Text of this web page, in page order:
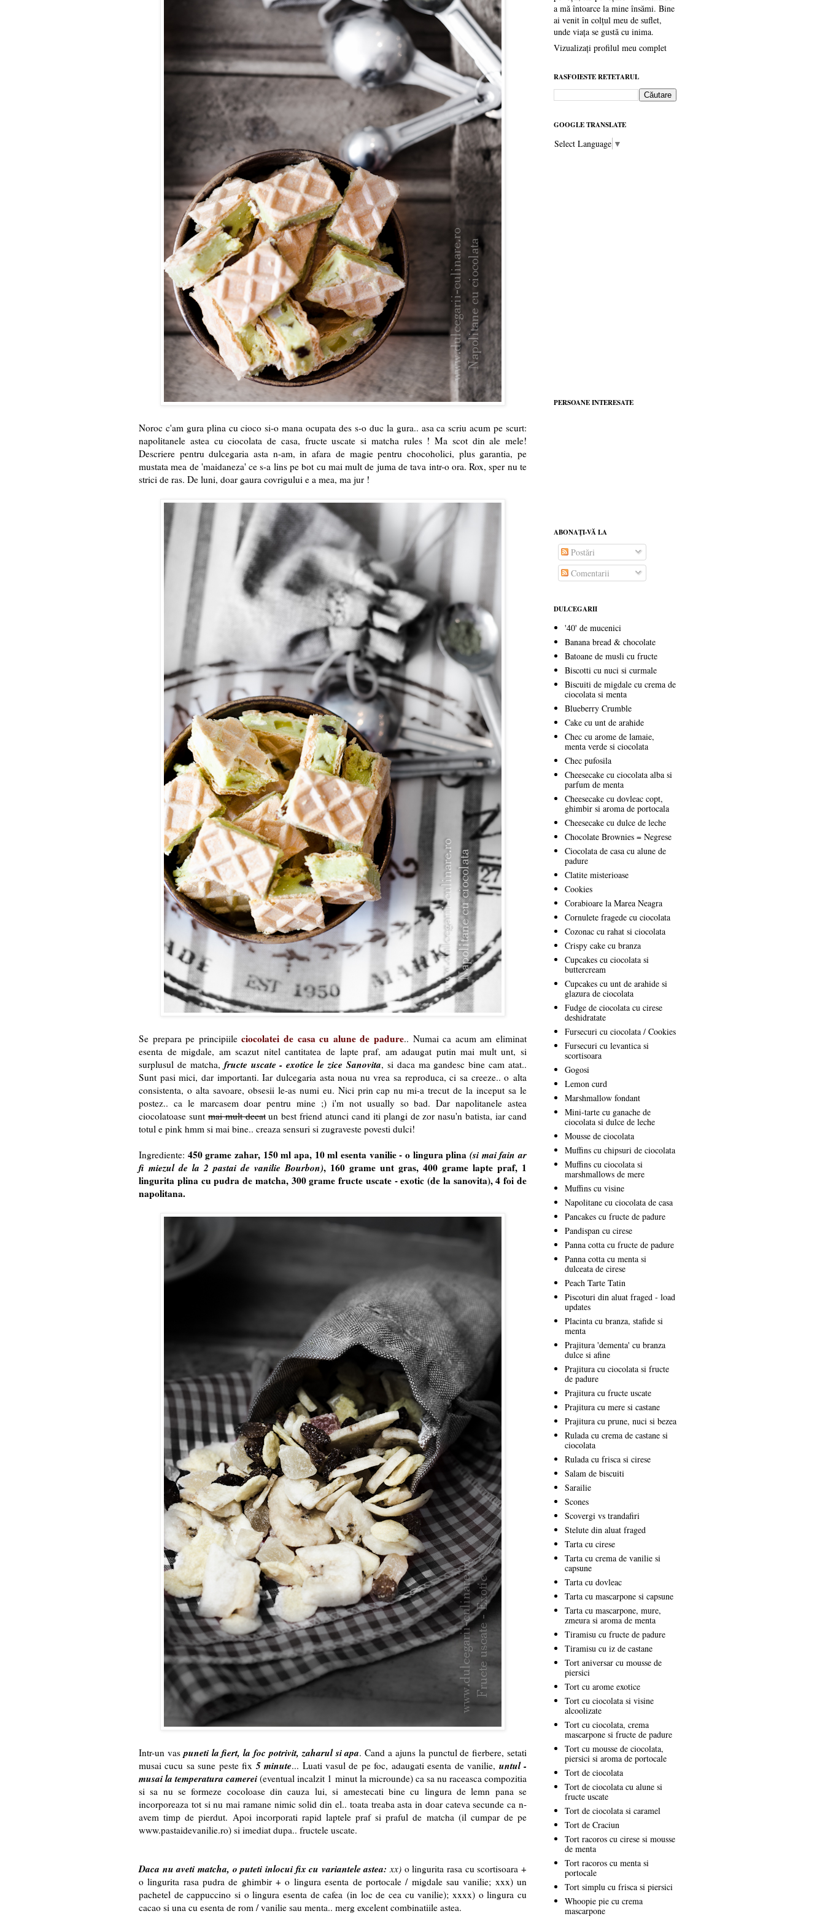
Noroc c'am gura plina cu cioco si-o mana ocupata des s-o duc la gura.. asa ca scriu acum pe scurt:
napolitanele astea cu ciocolata de casa, fructe uscate si matcha rules ! Ma scot din ale mele!
Descriere pentru dulcegaria asta n-am, in afara de magie pentru chocoholici, plus garantia, pe
mustata mea de 'maidaneza' ce s-a lins pe bot cu mai mult de juma de tava intr-o ora. Rox, sper nu te
strici de ras. De luni, doar gaura covrigului e a mea, ma jur !
Se prepara pe principiileciocolatei de casa cu alune de padure.. Numai ca acum am eliminat
esenta de migdale, am scazut nitel cantitatea de lapte praf, am adaugat putin mai mult unt, si
surplusul de matcha, fructe uscate - exotice le zice Sanovita, si daca ma gandesc bine cam atat..
Sunt pasi mici, dar importanti. Iar dulcegaria asta noua nu vrea sa reproduca, ci sa creeze.. o alta
consistenta, o alta savoare, obsesii le-as numi eu. Nici prin cap nu mi-a trecut de la inceput sa le
postez.. ca le marcasem doar pentru mine ;) i'm not usually so bad. Dar napolitanele astea
ciocolatoase suntmai mult decatun best friend atunci cand iti plangi de zor nasu'n batista, iar cand
totul e pink hmm si mai bine.. creaza sensuri si zugraveste povesti dulci!
Ingrediente: 450 grame zahar, 150 ml apa, 10 ml esenta vanilie - o lingura plina (si mai fain ar
fi miezul de la 2 pastai de vanilie Bourbon), 160 grame unt gras, 400 grame lapte praf, 1
lingurita plina cu pudra de matcha, 300 grame fructe uscate - exotic (de la sanovita), 4 foi de
napolitana.
Intr-un vaspuneti la fiert, la foc potrivit, zaharul si apa. Cand a ajuns la punctul de fierbere, setati
musai cucu sa sune peste fix 5 minute... Luati vasul de pe foc, adaugati esenta de vanilie, untul -
musai la temperatura camerei (eventual incalzit 1 minut la microunde) ca sa nu raceasca compozitia
si sa nu se formeze cocoloase din cauza lui, si amestecati bine cu lingura de lemn pana se
incorporeaza tot si nu mai ramane nimic solid din el.. toata treaba asta in doar cateva secunde ca n-
avem timp de pierdut. Apoi incorporati rapid laptele praf si praful de matcha (il cumpar de pe
www.pastaidevanilie.ro) si imediat dupa.. fructele uscate.
Daca nu aveti matcha, o puteti inlocui fix cu variantele astea:xx) o lingurita rasa cu scortisoara +
o lingurita rasa pudra de ghimbir + o lingura esenta de portocale / migdale sau vanilie; xxx) un
pachetel de cappuccino si o lingura esenta de cafea (in loc de cea cu vanilie); xxxx) o lingura cu
cacao si una cu esenta de rom / vanilie sau menta.. merg excelent combinatiile astea.
a mă întoarce la mine însămi. Bine
ai venit în colțul meu de suflet,
unde viața se gustă cu inima.
Vizualizați profilul meu complet
RASFOIESTE RETETARUL
GOOGLE TRANSLATE
Select Language ▼
PERSOANE INTERESATE
ABONAŢI-VĂ LA
Postări
Comentarii
DULCEGARII
'40' de mucenici
Banana bread & chocolate
Batoane de musli cu fructe
Biscotti cu nuci si curmale
Biscuiti de migdale cu crema de
ciocolata si menta
Blueberry Crumble
Cake cu unt de arahide
Chec cu arome de lamaie,
menta verde si ciocolata
Chec pufosila
Cheesecake cu ciocolata alba si
parfum de menta
Cheesecake cu dovleac copt,
ghimbir si aroma de portocala
Cheesecake cu dulce de leche
Chocolate Brownies = Negrese
Ciocolata de casa cu alune de
padure
Clatite misterioase
Cookies
Corabioare la Marea Neagra
Cornulete fragede cu ciocolata
Cozonac cu rahat si ciocolata
Crispy cake cu branza
Cupcakes cu ciocolata si
buttercream
Cupcakes cu unt de arahide si
glazura de ciocolata
Fudge de ciocolata cu cirese
deshidratate
Fursecuri cu ciocolata / Cookies
Fursecuri cu levantica si
scortisoara
Gogosi
Lemon curd
Marshmallow fondant
Mini-tarte cu ganache de
ciocolata si dulce de leche
Mousse de ciocolata
Muffins cu chipsuri de ciocolata
Muffins cu ciocolata si
marshmallows de mere
Muffins cu visine
Napolitane cu ciocolata de casa
Pancakes cu fructe de padure
Pandispan cu cirese
Panna cotta cu fructe de padure
Panna cotta cu menta si
dulceata de cirese
Peach Tarte Tatin
Piscoturi din aluat fraged - load
updates
Placinta cu branza, stafide si
menta
Prajitura 'dementa' cu branza
dulce si afine
Prajitura cu ciocolata si fructe
de padure
Prajitura cu fructe uscate
Prajitura cu mere si castane
Prajitura cu prune, nuci si bezea
Rulada cu crema de castane si
ciocolata
Rulada cu frisca si cirese
Salam de biscuiti
Sarailie
Scones
Scovergi vs trandafiri
Stelute din aluat fraged
Tarta cu cirese
Tarta cu crema de vanilie si
capsune
Tarta cu dovleac
Tarta cu mascarpone si capsune
Tarta cu mascarpone, mure,
zmeura si aroma de menta
Tiramisu cu fructe de padure
Tiramisu cu iz de castane
Tort aniversar cu mousse de
piersici
Tort cu arome exotice
Tort cu ciocolata si visine
alcoolizate
Tort cu ciocolata, crema
mascarpone si fructe de padure
Tort cu mousse de ciocolata,
piersici si aroma de portocale
Tort de ciocolata
Tort de ciocolata cu alune si
fructe uscate
Tort de ciocolata si caramel
Tort de Craciun
Tort racoros cu cirese si mousse
de menta
Tort racoros cu menta si
portocale
Tort simplu cu frisca si piersici
Whoopie pie cu crema
mascarpone